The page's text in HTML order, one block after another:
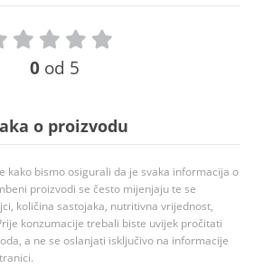
0 od 5
o proizvodu
kako bismo osigurali da je svaka informacija o
proizvodi se često mijenjaju te se
količina sastojaka, nutritivna vrijednost,
konzumacije trebali biste uvijek pročitati
a ne se oslanjati isključivo na informacije